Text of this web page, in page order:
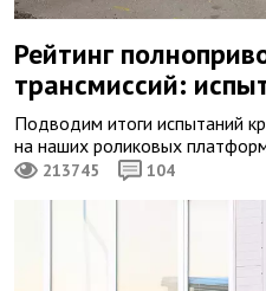
Рейтинг
трансмиссий:
Подводим итоги испытаний
на наших роликовых
213745 104